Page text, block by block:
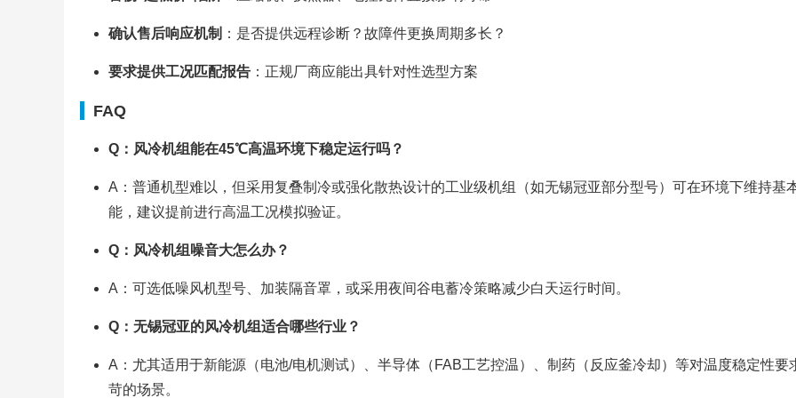
确认售后响应机制 ：是否提供远程诊断？故障件更换周期多长？
要求提供工况匹配报告：正规厂商应能出具针对性选型方案
FAQ
Q：风冷机组能在45℃高温环境下稳定运行吗？
A：普通机型难以，但采用复叠制冷或强化散热设计的工业级机组（如无锡冠亚部分型号）可在环境下维持基
能，建议提前进行高温工况模拟验证。
Q：风冷机组噪音大怎么办？
A：可选低噪风机型号、加装隔音罩，或采用夜间谷电蓄冷策略减少白天运行时间。
Q：无锡冠亚的风冷机组适合哪些行业？
A：尤其适用于新能源（电池/电机测试）、半导体（FAB工艺控温）、制药（反应釜冷却）等对温度稳定性要
苛的场景。